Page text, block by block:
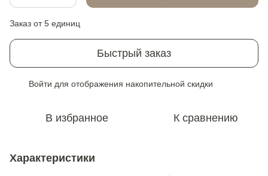
Заказ от 5 единиц
Быстрый заказ
Войти для отображения накопительной скидки
В избранное К сравнению
Характеристики